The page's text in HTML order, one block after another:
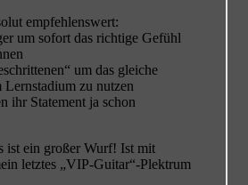
empfehlenswert:
um sofort das richtige Gefühl
um das gleiche
Lernstadium zu nutzen
ihr Statement ja schon
ist ein großer Wurf! Ist mit
letztes „VIP-Guitar“-Plektrum